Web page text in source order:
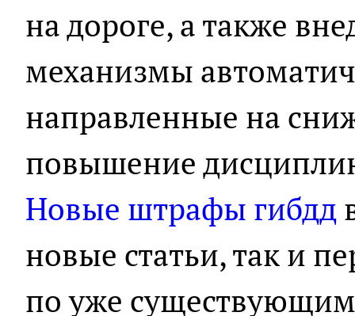
на дороге, а также
механизмы
направленные на
повышение
Новые штрафы гибдд
новые статьи, так и
по уже